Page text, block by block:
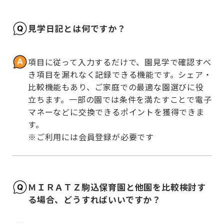
見学日記とは何ですか？
項目に従って入力するだけで、園見学で確認すべ
き項目を漏れなく記録できる機能です。シェア・
比較機能もあり、ご家庭での最適な園選びに役
立ちます。一部の園では条件を満たすことで電子
マネーなどに交換できるポイントを獲得できま
す。
※ご利用には会員登録が必要です
ＭＩＲＡＴＺ駒込保育園と他園を比較検討す
る場合、どうすればいいですか？